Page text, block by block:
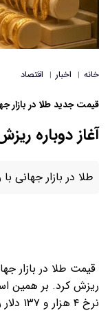
خانه | اخبار | اقتصاد
قیمت جدید طلا در بازار جهانی
آغاز دوباره
طلا در بازار
نرخ ۴ هزار و ۱۳۷ دلار رسید.